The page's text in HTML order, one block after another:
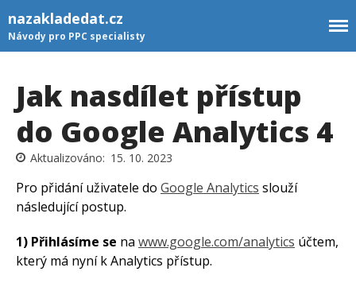
Newsletter
GTM šablony
Rozcestník
PŘIHLÁSIT SE K
NEWSLETTERU
nazakladedat.cz
Návody pro PPC specialisty
Jak nasdílet přístup
do Google Analytics 4
15. 10. 2023
Pro přidání uživatele do Google Analytics slouží
následující postup.
1) Přihlásíme se na www.google.com/analytics účtem,
který má nyní k Analytics přístup.